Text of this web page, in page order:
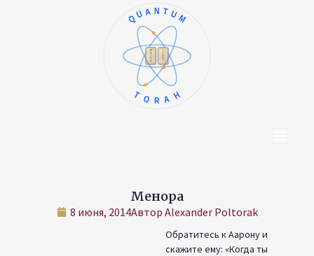
א
ב
ג
ד
ה
ו
ז
ח
ט
י
QUANTUM
TORAH
Менора
8 июня, 2014Автор Alexander Poltorak
Обратитесь к Аарону и
скажите ему: «Когда ты